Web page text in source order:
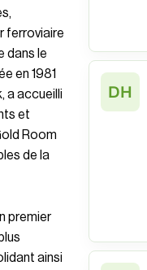
ferroviaire
dans le
en 1981
a accueilli
et
Room
de la
premier
ainsi
DH